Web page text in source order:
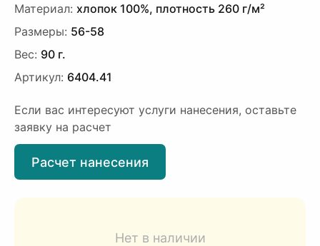
Материал: хлопок 100%, плотность 260 г/м²
Размеры: 56-58
Вес: 90 г.
Артикул: 6404.41
Если вас интересуют услуги нанесения, оставьте
заявку на расчет
Расчет нанесения
Нет в наличии